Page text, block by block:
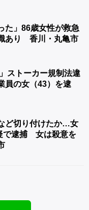
た」86歳女性が救急
あり 香川・丸亀市
ストーカー規制法違
の女（43）を逮
ど切り付けたか…女
で逮捕 女は殺意を